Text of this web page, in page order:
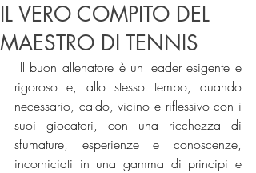
IL VERO COMPITO DEL
MAESTRO DI TENNIS
rigoroso e, allo stesso tempo, quando
necessario, caldo, vicino e riflessivo con i
suoi giocatori, con una ricchezza di
sfumature, esperienze e conoscenze,
incorniciati in una gamma di principi e